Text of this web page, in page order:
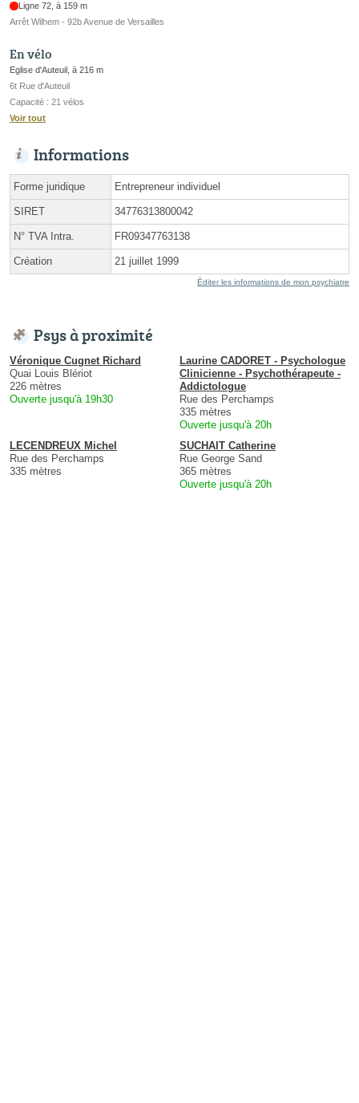
Ligne 72, à 159 m
Arrêt Wilhem - 92b Avenue de Versailles
En vélo
Eglise d'Auteuil, à 216 m
6t Rue d'Auteuil
Capacité : 21 vélos
Voir tout
Informations
Forme juridique Entrepreneur individuel
SIRET 34776313800042
N° TVA Intra. FR09347763138
Création 21 juillet 1999
Éditer les informations de mon psychiatre
Psys à proximité
Véronique Cugnet Richard
Quai Louis Blériot
226 mètres
Ouverte jusqu'à 19h30
Laurine CADORET - Psychologue
Clinicienne - Psychothérapeute -
Addictologue
Rue des Perchamps
335 mètres
Ouverte jusqu'à 20h
LECENDREUX Michel
Rue des Perchamps
335 mètres
SUCHAIT Catherine
Rue George Sand
365 mètres
Ouverte jusqu'à 20h